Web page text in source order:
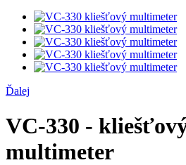
Ďalej
VC-330 -
multimeter